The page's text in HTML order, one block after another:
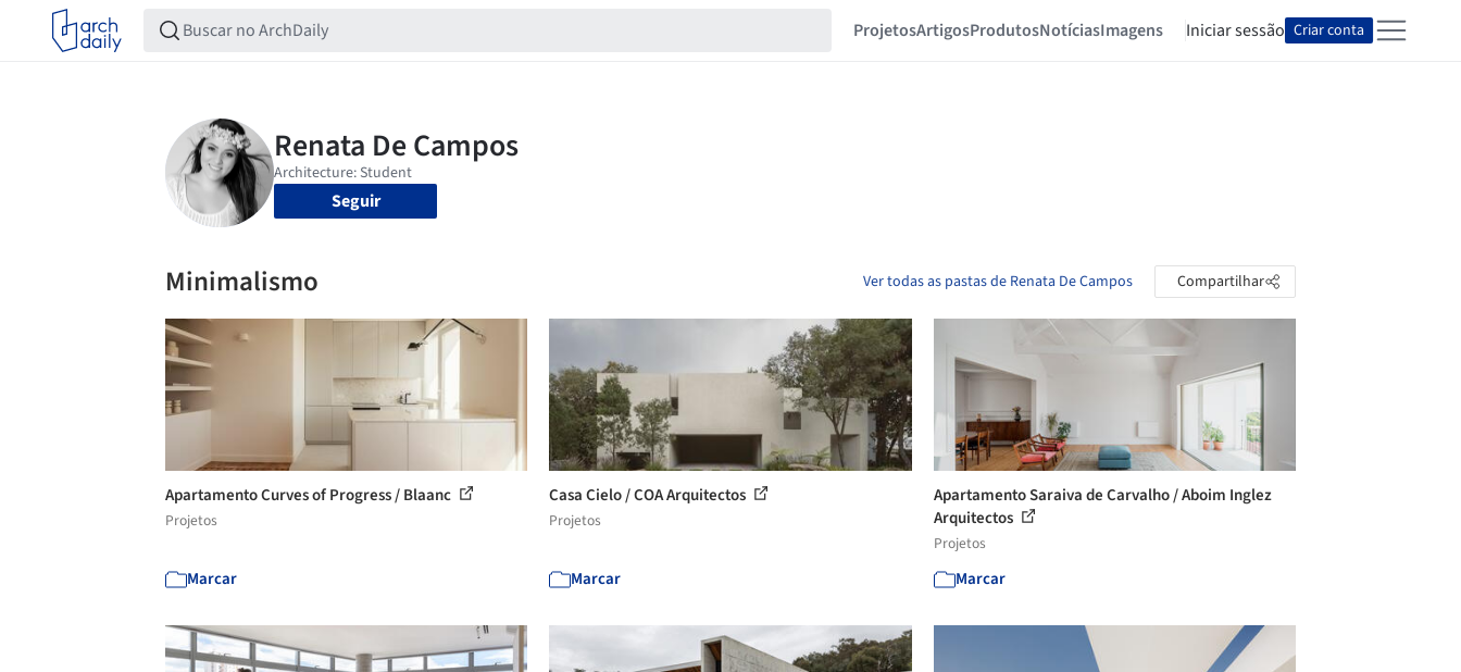
ProjetosArtigosProdutosNotíciasImagens Iniciar sessão Criar conta
Seguir
Minimalismo Ver todas as pastas de Renata De Campos Compartilhar
Apartamento Curves of Progress / Blaanc
Projetos
Marcar
Casa Cielo / COA Arquitectos
Projetos
Marcar
Apartamento Saraiva de Carvalho / Aboim Inglez
Arquitectos
Projetos
Marcar